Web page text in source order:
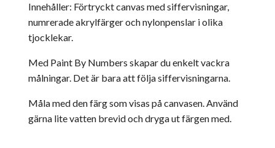
Innehåller: Förtryckt canvas med siffervisningar,
numrerade akrylfärger och nylonpenslar i olika
tjocklekar.
Med Paint By Numbers skapar du enkelt vackra
målningar. Det är bara att följa siffervisningarna.
Måla med den färg som visas på canvasen. Använd
gärna lite vatten brevid och dryga ut färgen med.